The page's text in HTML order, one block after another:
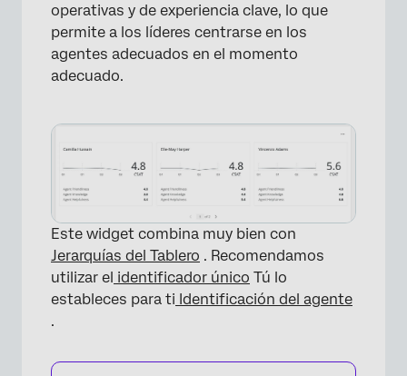
operativas y de experiencia clave, lo que
permite a los líderes centrarse en los
agentes adecuados en el momento
adecuado.
Este widget combina muy bien con
Jerarquías del Tablero . Recomendamos
utilizar el identificador único Tú lo
estableces para ti Identificación del agente
.